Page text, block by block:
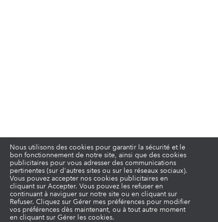
Nous utilisons des cookies pour garantir la sécurité et le
bon fonctionnement de notre site, ainsi que des cookies
publicitaires pour vous adresser des communications
pertinentes (sur d'autres sites ou sur les réseaux sociaux).
Vous pouvez accepter nos cookies publicitaires en
cliquant sur Accepter. Vous pouvez les refuser en
continuant à naviguer sur notre site ou en cliquant sur
Refuser. Cliquez sur Gérer mes préférences pour modifier
vos préférences dès maintenant, ou à tout autre moment
en cliquant sur Gérer les cookies.